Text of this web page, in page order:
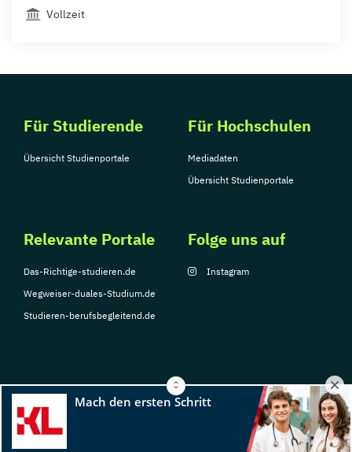
Vollzeit
Für Studierende
Übersicht Studienportale
Für Hochschulen
Mediadaten
Übersicht Studienportale
Relevante Portale
Das-Richtige-studieren.de
Wegweiser-duales-Studium.de
Studieren-berufsbegleitend.de
Folge uns auf
Instagram
© Copyright 2026, TarGroup Media GmbH
Nutzungsbedingungen